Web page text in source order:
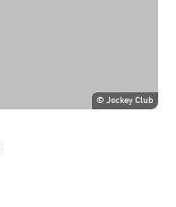
©Jockey Club